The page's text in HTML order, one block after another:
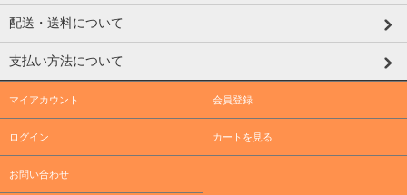
配送・送料について
支払い方法について
マイアカウント 会員登録
ログイン カートを見る
お問い合わせ